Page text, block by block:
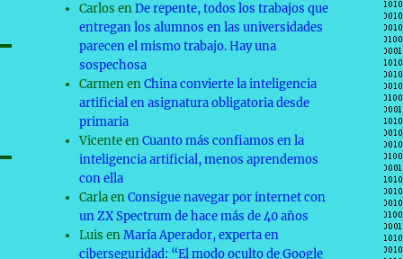
Carlos enDe repente, todos los trabajos que
entregan los alumnos en las universidades
parecen el mismo trabajo. Hay una
sospechosa
CarmenenChina convierte la inteligencia
artificial en asignatura obligatoria desde
primaria
VicenteenCuanto más confiamos en la
inteligencia artificial, menos aprendemos
con ella
CarlaenConsigue navegar por internet con
un ZX Spectrum de hace más de 40 años
Luis enMaría Aperador, experta en
ciberseguridad: “El modo oculto de Google